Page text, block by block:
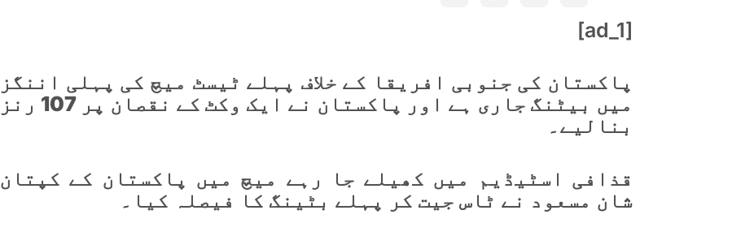
[ad_1]
پاکستان کی جنوبی افریقا کے خلاف پہلے ٹیسٹ میچ کی پہلی اننگز
میں بیٹنگ جاری ہے اور پاکستان نے ایک وکٹ کے نقصان پر 107 رنز
بنالیے۔
قذافی اسٹیڈیم میں کھیلے جا رہے میچ میں پاکستان کے کپتان
شان مسعود نے ٹاس جیت کر پہلے بٹینگ کا فیصلہ کیا۔